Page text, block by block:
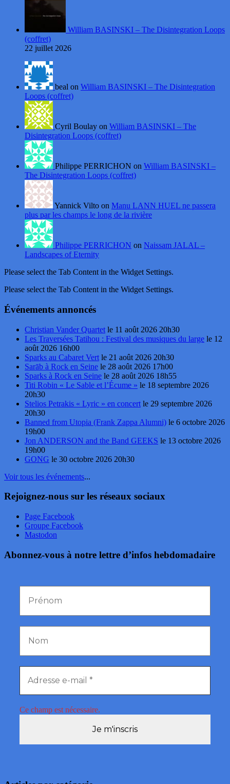
William BASINSKI – The Disintegration Loops
(coffret)
22 juillet 2026
beal on William BASINSKI – The Disintegration
Loops (coffret)
Cyril Boulay on William BASINSKI – The
Disintegration Loops (coffret)
Philippe PERRICHON on William BASINSKI –
The Disintegration Loops (coffret)
Yannick Vilto on Manu LANN HUEL ne passera
plus par les champs le long de la rivière
Philippe PERRICHON on Naissam JALAL –
Landscapes of Eternity
Please select the Tab Content in the Widget Settings.
Please select the Tab Content in the Widget Settings.
Événements annoncés
Christian Vander Quartet le 11 août 2026 20h30
Les Traversées Tatihou : Festival des musiques du large le 12
août 2026 16h00
Sparks au Cabaret Vert le 21 août 2026 20h30
Sarāb à Rock en Seine le 28 août 2026 17h00
Sparks à Rock en Seine le 28 août 2026 18h55
Titi Robin « Le Sable et l’Écume » le 18 septembre 2026
20h30
Stelios Petrakis « Lyric » en concert le 29 septembre 2026
20h30
Banned from Utopia (Frank Zappa Alumni) le 6 octobre 2026
19h00
Jon ANDERSON and the Band GEEKS le 13 octobre 2026
19h00
GONG le 30 octobre 2026 20h30
Voir tous les événements...
Rejoignez-nous sur les réseaux sociaux
Page Facebook
Groupe Facebook
Mastodon
Abonnez-vous à notre lettre d’infos hebdomadaire
Ce champ est nécessaire.